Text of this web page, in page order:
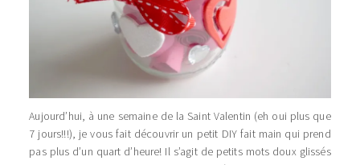
Aujourd’hui, à une semaine de la Saint Valentin (eh oui plus que
7 jours!!!), je vous fait découvrir un petit DIY fait main qui prend
pas plus d’un quart d’heure! Il s’agit de petits mots doux glissés